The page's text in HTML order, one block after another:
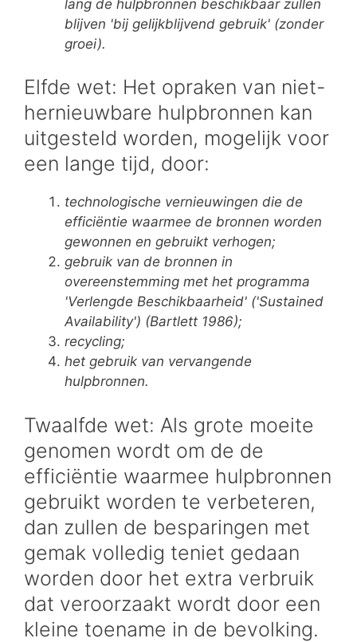
lang de hulpbronnen beschikbaar zullen
blijven 'bij gelijkblijvend gebruik' (zonder
groei).
Elfde wet: Het opraken van niet-
hernieuwbare hulpbronnen kan
uitgesteld worden, mogelijk voor
een lange tijd, door:
technologische vernieuwingen die de
efficiëntie waarmee de bronnen worden
gewonnen en gebruikt verhogen;
gebruik van de bronnen in
overeenstemming met het programma
'Verlengde Beschikbaarheid' ('Sustained
Availability') (Bartlett 1986);
recycling;
het gebruik van vervangende
hulpbronnen.
Twaalfde wet: Als grote moeite
genomen wordt om de de
efficiëntie waarmee hulpbronnen
gebruikt worden te verbeteren,
dan zullen de besparingen met
gemak volledig teniet gedaan
worden door het extra verbruik
dat veroorzaakt wordt door een
kleine toename in de bevolking.